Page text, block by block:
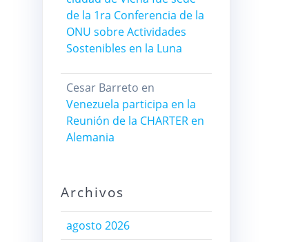
de la 1ra Conferencia de la
ONU sobre Actividades
Sostenibles en la Luna
Cesar Barreto en
Venezuela participa en la
Reunión de la CHARTER en
Alemania
Archivos
agosto 2026